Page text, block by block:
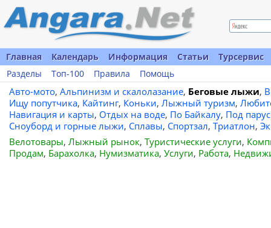
Главная Календарь Информация Статьи
Турсервис
Разделы
Топ-100 Правила Помощь
Авто-мото, Альпинизм и скалолазание, Беговые лыжи,
Ищу попутчика, Кайтинг, Коньки, Лыжный туризм,
Навигация и карты, Отдых на воде, По Байкалу, Под
Сноуборд и горные лыжи, Сплавы, Спортзал, Триатлон,
Велотовары, Лыжный рынок, Туристические услуги,
Продам, Барахолка, Нумизматика, Услуги, Работа,